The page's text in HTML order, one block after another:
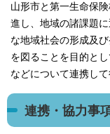
山形市と第一生命保
進し、地域の諸課題
な地域社会の形成及
を図ることを目的と
などについて連携して
連携・協力事